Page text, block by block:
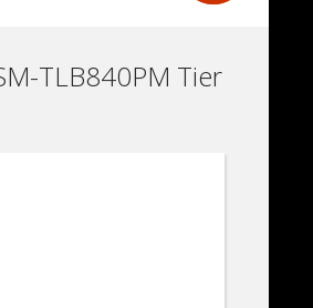
TLB840PM Tier